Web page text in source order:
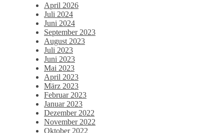
April 2026
Juli 2024
Juni 2024
September 2023
August 2023
Juli 2023
Juni 2023
Mai 2023
April 2023
März 2023
Februar 2023
Januar 2023
Dezember 2022
November 2022
Oktober 2022